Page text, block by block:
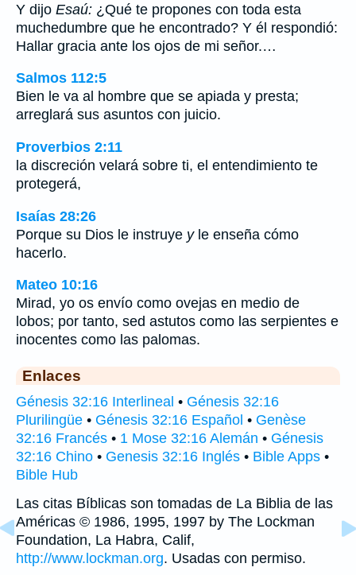
Y dijo Esaú: ¿Qué te propones con toda esta
muchedumbre que he encontrado? Y él respondió:
Hallar gracia ante los ojos de mi señor.…
Salmos 112:5
Bien le va al hombre que se apiada y presta;
arreglará sus asuntos con juicio.
Proverbios 2:11
la discreción velará sobre ti, el entendimiento te
protegerá,
Isaías 28:26
Porque su Dios le instruye yle enseña cómo
hacerlo.
Mateo 10:16
Mirad, yo os envío como ovejas en medio de
lobos; por tanto, sed astutos como las serpientes e
inocentes como las palomas.
Enlaces
Génesis 32:16 Interlineal • Génesis 32:16
Plurilingüe • Génesis 32:16 Español • Genèse
32:16 Francés • 1 Mose 32:16 Alemán • Génesis
32:16 Chino • Genesis 32:16 Inglés • Bible Apps •
Bible Hub
Las citas Bíblicas son tomadas de La Biblia de las
Américas © 1986, 1995, 1997 by The Lockman
Foundation, La Habra, Calif,
http://www.lockman.org. Usadas con permiso.